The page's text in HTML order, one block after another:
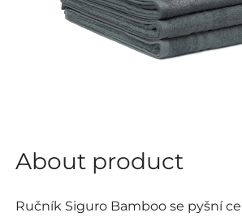
About product
Ručník Siguro Bamboo se pyšní